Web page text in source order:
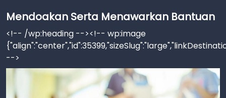
Mendoakan Serta Menawarkan Bantuan
<!-- /wp:heading --><!-- wp:image
-->